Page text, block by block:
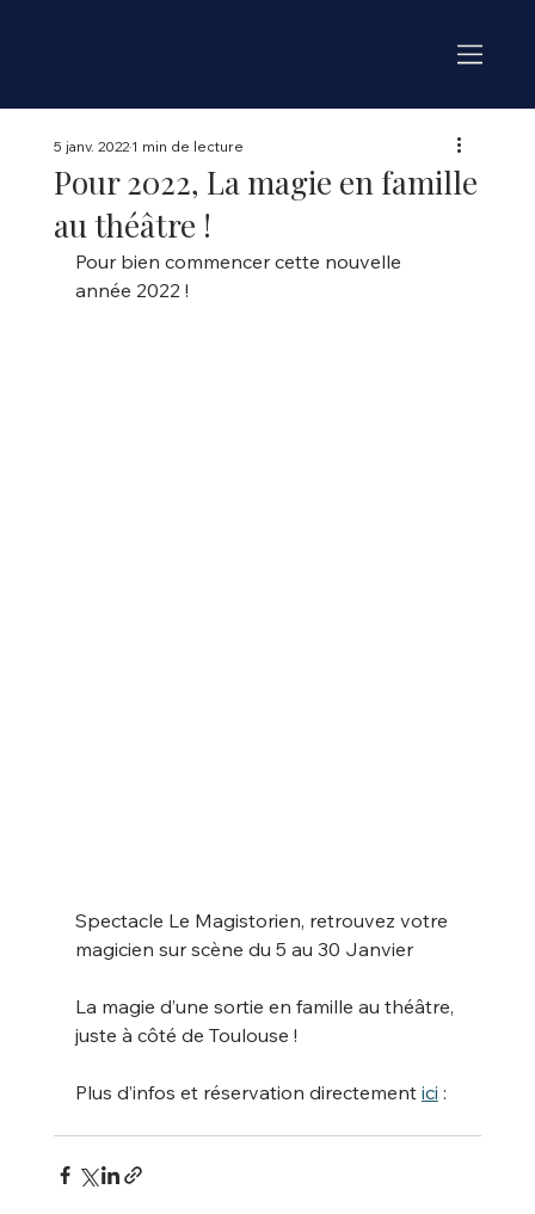
Pour 2022, La magie en famille
au théâtre !
5 janv. 20221 min de lecture
Pour bien commencer cette nouvelle
année 2022 !
Spectacle Le Magistorien, retrouvez votre
magicien sur scène du 5 au 30 Janvier
La magie d’une sortie en famille au théâtre,
juste à côté de Toulouse !
Plus d’infos et réservation directement ici :